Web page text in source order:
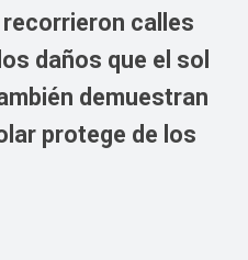
calles
daños que el sol
demuestran
protege de los